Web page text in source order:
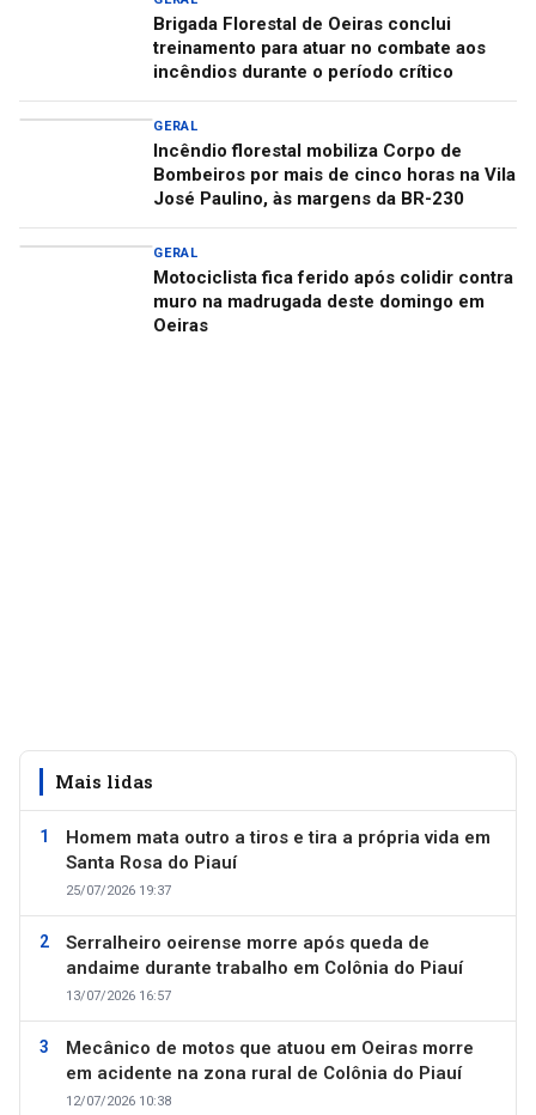
Brigada Florestal de Oeiras conclui
treinamento para atuar no combate aos
incêndios durante o período crítico
GERAL
Incêndio florestal mobiliza Corpo de
Bombeiros por mais de cinco horas na Vila
José Paulino, às margens da BR-230
GERAL
Motociclista fica ferido após colidir contra
muro na madrugada deste domingo em
Oeiras
Mais lidas
Homem mata outro a tiros e tira a própria vida em
Santa Rosa do Piauí
25/07/2026 19:37
Serralheiro oeirense morre após queda de
andaime durante trabalho em Colônia do Piauí
13/07/2026 16:57
Mecânico de motos que atuou em Oeiras morre
em acidente na zona rural de Colônia do Piauí
12/07/2026 10:38